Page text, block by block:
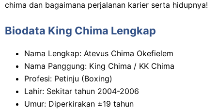
chima dan bagaimana perjalanan karier serta hidupnya!
Biodata King Chima Lengkap
Nama Lengkap: Atevus Chima Okefielem
Nama Panggung: King Chima / KK Chima
Profesi: Petinju (Boxing)
Lahir: Sekitar tahun 2004-2006
Umur: Diperkirakan ±19 tahun